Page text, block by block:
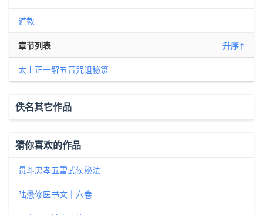
道教
章节列表 升序↑
太上正一解五音咒诅秘箓
佚名其它作品
猜你喜欢的作品
贯斗忠孝五雷武侯秘法
陆懋修医书文十六卷